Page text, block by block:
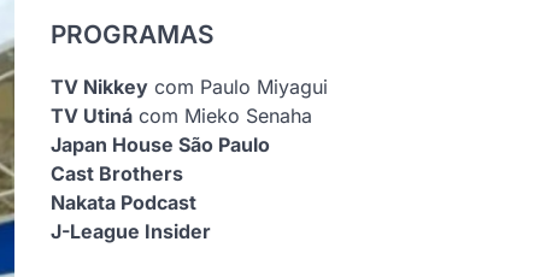
PROGRAMAS
TV Nikkey com Paulo Miyagui
TV Utiná com Mieko Senaha
Japan House São Paulo
Cast Brothers
Nakata Podcast
J-League Insider